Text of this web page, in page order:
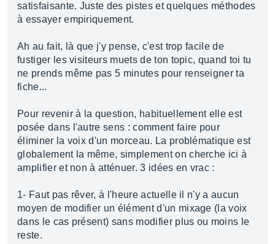
satisfaisante. Juste des pistes et quelques méthodes
à essayer empiriquement.
Ah au fait, là que j'y pense, c'est trop facile de
fustiger les visiteurs muets de ton topic, quand toi tu
ne prends même pas 5 minutes pour renseigner ta
fiche...
Pour revenir à la question, habituellement elle est
posée dans l'autre sens : comment faire pour
éliminer la voix d'un morceau. La problématique est
globalement la même, simplement on cherche ici à
amplifier et non à atténuer. 3 idées en vrac :
1- Faut pas rêver, à l'heure actuelle il n'y a aucun
moyen de modifier un élément d'un mixage (la voix
dans le cas présent) sans modifier plus ou moins le
reste.